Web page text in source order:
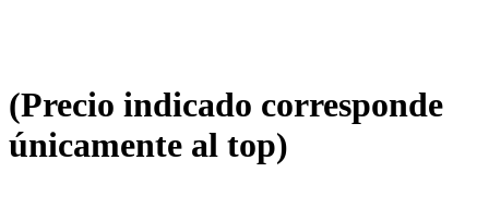
(Precio indicado corresponde
únicamente al top)